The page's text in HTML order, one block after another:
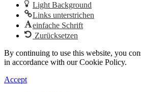
Light Background
Links unterstrichen
einfache Schrift
Zurücksetzen
By continuing to use this website, you
in accordance with our Cookie Policy.
Accept